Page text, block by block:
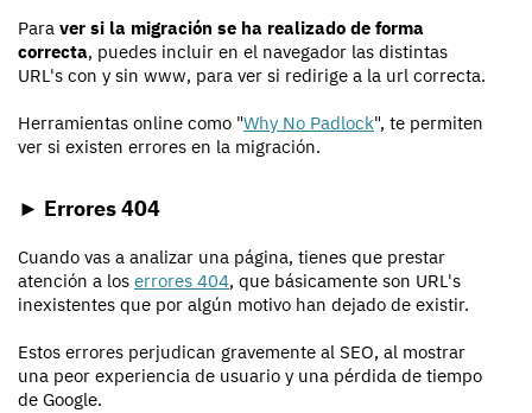
Para ver si la migración se ha realizado de forma
correcta, puedes incluir en el navegador las distintas
URL's con y sin www, para ver si redirige a la url correcta.
Herramientas online como "Why No Padlock", te permiten
ver si existen errores en la migración.
► Errores 404
Cuando vas a analizar una página, tienes que prestar
atención a los errores 404, que básicamente son URL's
inexistentes que por algún motivo han dejado de existir.
Estos errores perjudican gravemente al SEO, al mostrar
una peor experiencia de usuario y una pérdida de tiempo
de Google.